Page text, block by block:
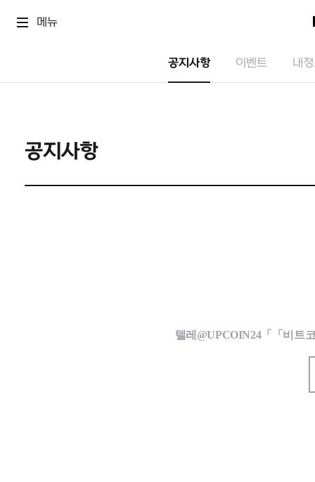
메뉴
공지사항 이벤트 내
공지사항
텔레@UPCOIN24「「비트